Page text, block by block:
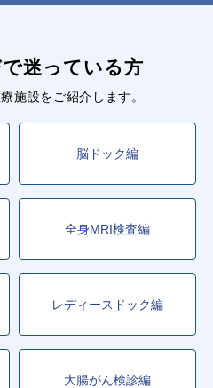
迷っている方
施設をご紹介します。
脳ドック編
全身MRI検査編
レディースドック編
大腸がん検診編